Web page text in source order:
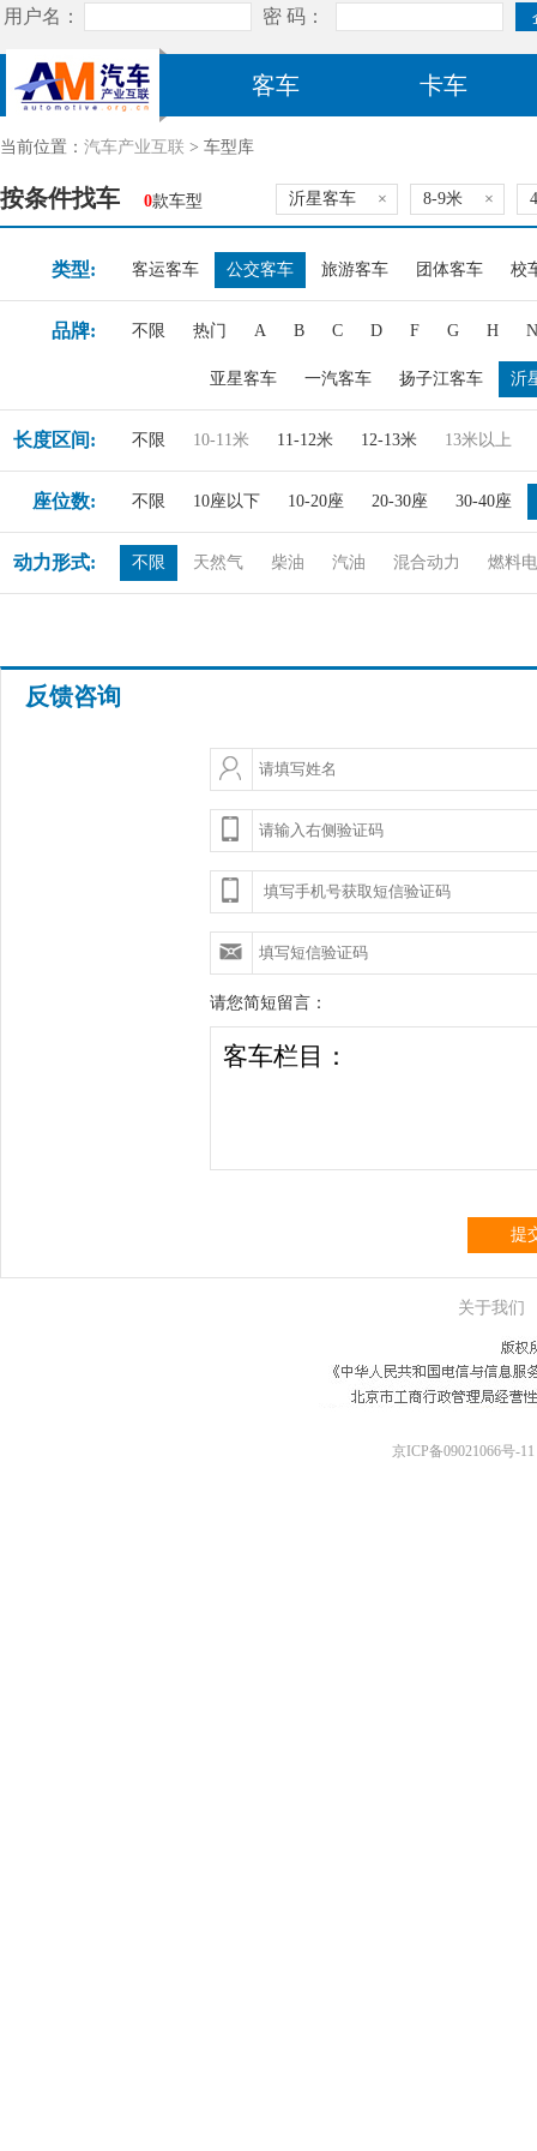
客车 卡车
当前位置： 汽车产业互联 > 车型库
按条件找车 0款车型 沂星客车 × 8-9米 ×
类型: 客运客车 公交客车 旅游客车 团体客车 校
品牌: 不限 热门 A B C D F G H N
亚星客车 一汽客车 扬子江客车 沂
长度区间: 不限 10-11米 11-12米 12-13米 13米以上
座位数: 不限 10座以下 10-20座 20-30座 30-40座
动力形式: 不限 天然气 柴油 汽油 混合动力 燃料
反馈咨询
请您简短留言：
提
关于我们
京ICP备09021066号-11